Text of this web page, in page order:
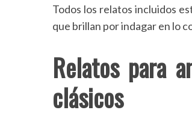
Todos los relatos incluidos
que brillan por indagar en lo
Relatos para
clásicos